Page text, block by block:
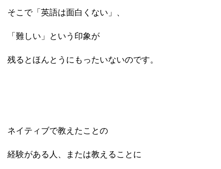
そこで「英語は面白くない」、
「難しい」という印象が
残るとほんとうにもったいないのです。
ネイティブで教えたことの
経験がある人、または教えることに